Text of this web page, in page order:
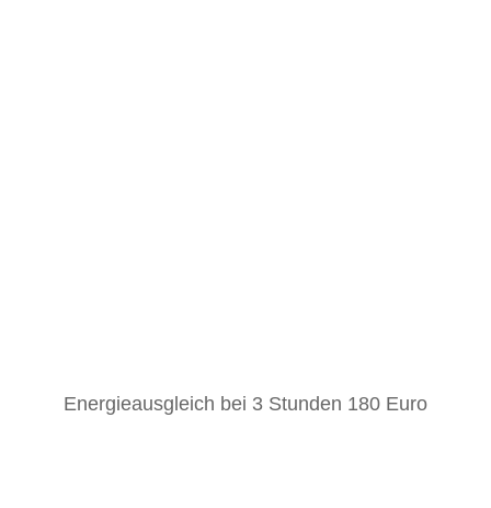
Energieausgleich bei 3 Stunden 180 Euro